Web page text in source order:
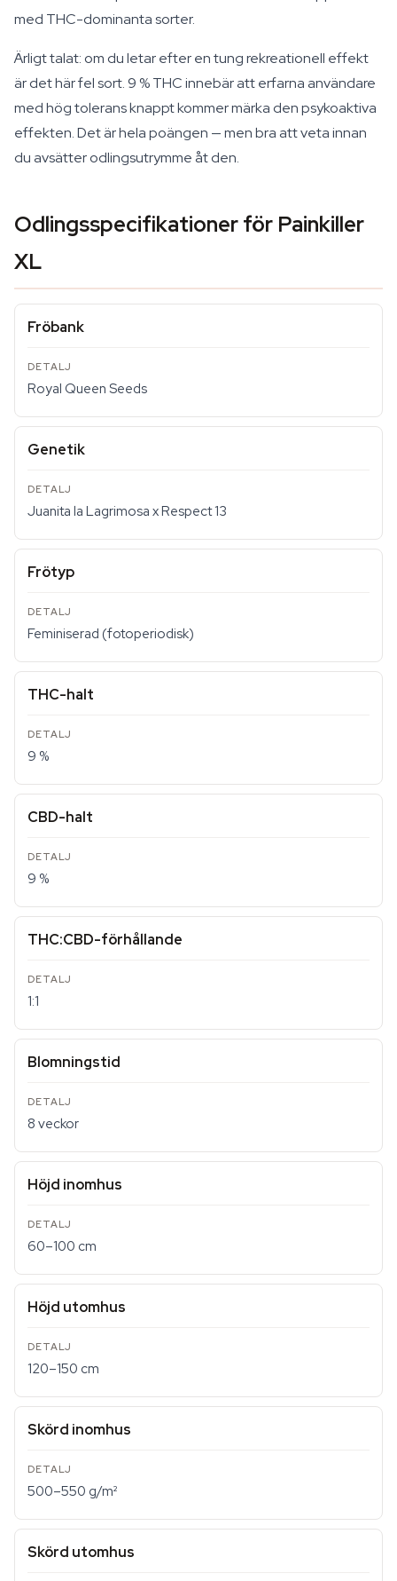
med THC-dominanta sorter.
Ärligt talat: om du letar efter en tung rekreationell effekt
är det här fel sort. 9 % THC innebär att erfarna användare
med hög tolerans knappt kommer märka den psykoaktiva
effekten. Det är hela poängen — men bra att veta innan
du avsätter odlingsutrymme åt den.
Odlingsspecifikationer för Painkiller
XL
Fröbank
Royal Queen Seeds
Genetik
Juanita la Lagrimosa x Respect 13
Frötyp
Feminiserad (fotoperiodisk)
THC-halt
9 %
CBD-halt
9 %
THC:CBD-förhållande
1:1
Blomningstid
8 veckor
Höjd inomhus
60–100 cm
Höjd utomhus
120–150 cm
Skörd inomhus
500–550 g/m²
Skörd utomhus